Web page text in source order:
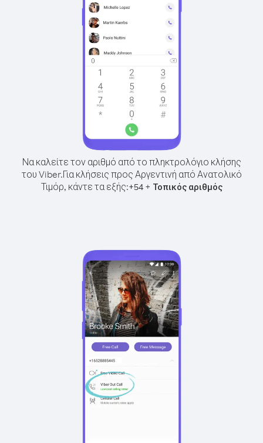
Να καλείτε τον αριθμό από το πληκτρολόγιο κλήσης
του Viber.Για κλήσεις προς Αργεντινή από Ανατολικό
Τιμόρ, κάντε τα εξής:+54+ Τοπικός αριθμός